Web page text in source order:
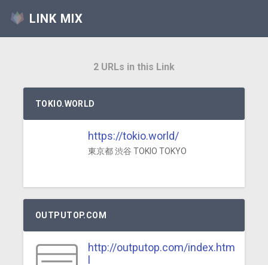
LINK MIX
2 URLs in this Link
TOKIO.WORLD
https://tokio.world/
東京都 渋谷 TOKIO TOKYO
OUTPUTOP.COM
http://outputop.com/index.htm